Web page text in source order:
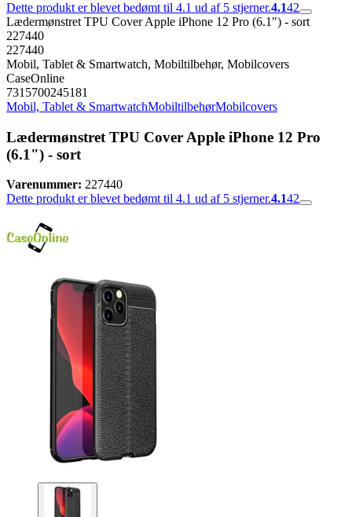
Dette produkt er blevet bedømt til 4.1 ud af 5 stjerner.4.142
Lædermønstret TPU Cover Apple iPhone 12 Pro (6.1") - sort
227440
227440
Mobil, Tablet & Smartwatch, Mobiltilbehør, Mobilcovers
CaseOnline
7315700245181
Mobil, Tablet & SmartwatchMobiltilbehørMobilcovers
Lædermønstret TPU Cover Apple iPhone 12 Pro
(6.1") - sort
Varenummer: 227440
Dette produkt er blevet bedømt til 4.1 ud af 5 stjerner.4.142